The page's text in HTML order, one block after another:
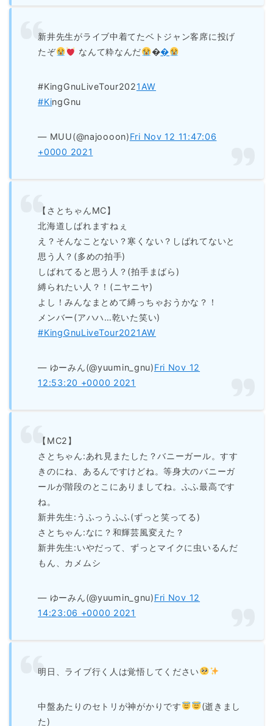
新井先生がライブ中着てたベトジャン客席に投げ
たぞ
なんて粋なんだ ��
#KingGnuLiveTour2021AW
#KingGnu
— MUU(@najoooon)Fri Nov 12 11:47:06
+0000 2021
【さとちゃんMC】
北海道しばれますねぇ
え？そんなことない？寒くない？しばれてないと
思う人？(多めの拍手)
しばれてると思う人？(拍手まばら)
縛られたい人？！(ニヤニヤ)
よし！みんなまとめて縛っちゃおうかな？！
メンバー(アハハ…乾いた笑い)
#KingGnuLiveTour2021AW
— ゆーみん(@yuumin_gnu)Fri Nov 12
12:53:20 +0000 2021
【MC2】
さとちゃん:あれ見またした？バニーガール。すす
きのにね、あるんですけどね。等身大のバニーガ
ールが階段のとこにありましてね。ふふ最高です
ね。
新井先生:うふっうふふ(ずっと笑ってる)
さとちゃん:なに？和輝芸風変えた？
新井先生:いやだって、ずっとマイクに虫いるんだ
もん、カメムシ
— ゆーみん(@yuumin_gnu)Fri Nov 12
14:23:06 +0000 2021
明日、ライブ行く人は覚悟してください
中盤あたりのセトリが神がかりです
(逝きまし
た)